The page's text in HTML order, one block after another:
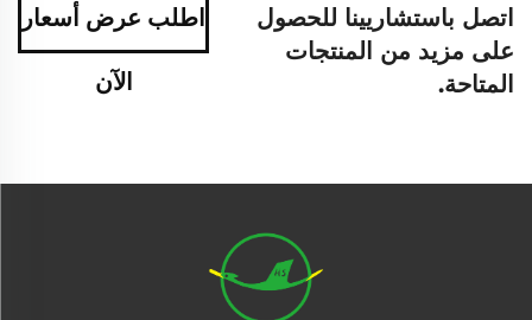
اتصل باستشاريينا للحصول
على مزيد من المنتجات
المتاحة.
اطلب عرض أسعار
الآن